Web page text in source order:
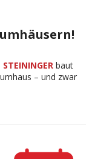
STEININGER baut
– und zwar